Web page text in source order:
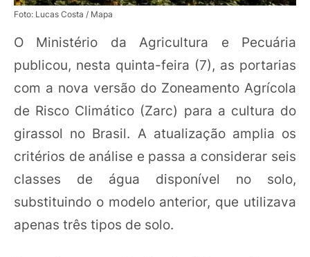
Foto: Lucas Costa / Mapa
O Ministério da Agricultura e Pecuária
publicou, nesta quinta-feira (7), as portarias
com a nova versão do Zoneamento Agrícola
de Risco Climático (Zarc) para a cultura do
girassol no Brasil. A atualização amplia os
critérios de análise e passa a considerar seis
classes de água disponível no solo,
substituindo o modelo anterior, que utilizava
apenas três tipos de solo.